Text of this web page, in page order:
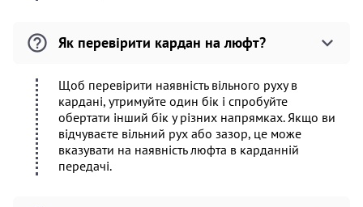
Як перевірити кардан на люфт?
Щоб перевірити наявність вільного руху в
кардані, утримуйте один бік і спробуйте
обертати інший бік у різних напрямках. Якщо ви
відчуваєте вільний рух або зазор, це може
вказувати на наявність люфта в карданній
передачі.